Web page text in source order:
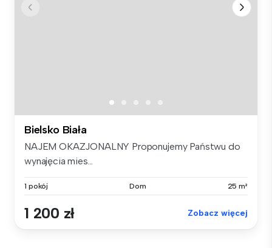
Bielsko Biała
NAJEM OKAZJONALNY Proponujemy Państwu do
wynajęcia mies...
1 pokój Dom 25 m²
1 200 zł Zobacz więcej